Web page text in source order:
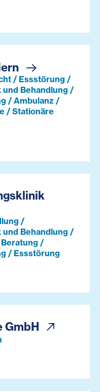
/ Essstörung /
Behandlung /
/ Ambulanz /
/ Stationäre
/
Behandlung /
/
/ Essstörung
GmbH